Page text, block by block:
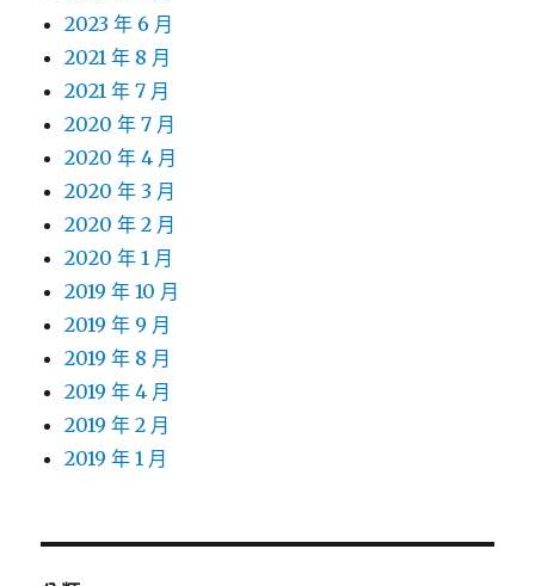
2023 年 6 月
2021 年 8 月
2021 年 7 月
2020 年 7 月
2020 年 4 月
2020 年 3 月
2020 年 2 月
2020 年 1 月
2019 年 10 月
2019 年 9 月
2019 年 8 月
2019 年 4 月
2019 年 2 月
2019 年 1 月